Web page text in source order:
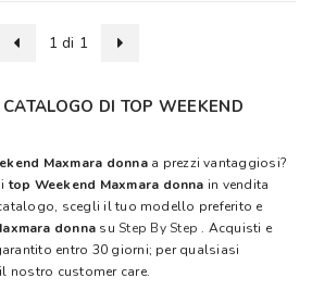
1 di 1
DI TOP WEEKEND
Maxmara donna a prezzi vantaggiosi?
top Weekend Maxmara donna in vendita
scegli il tuo modello preferito e
donna suStep By Step . Acquisti e
entro 30 giorni; per qualsiasi
nostro customer care.